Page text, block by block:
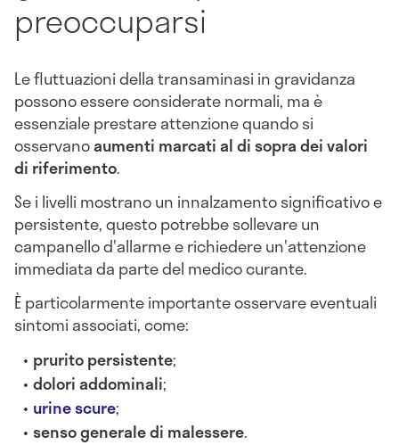
preoccuparsi
Le fluttuazioni della transaminasi in gravidanza
possono essere considerate normali, ma è
essenziale prestare attenzione quando si
osservanoaumenti marcati al di sopra dei valori
di riferimento.
Se i livelli mostrano un innalzamento significativo e
persistente, questo potrebbe sollevare un
campanello d'allarme e richiedere un'attenzione
immediata da parte del medico curante.
È particolarmente importante osservare eventuali
sintomi associati, come:
prurito persistente;
dolori addominali;
urine scure;
senso generale di malessere.